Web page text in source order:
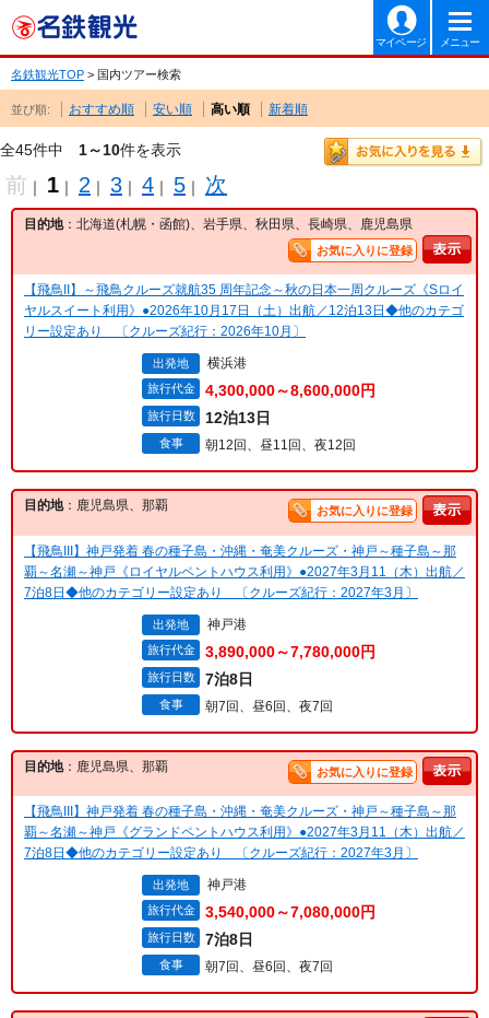
マイページ メニュー
名鉄観光TOP > 国内ツアー検索
並び順: おすすめ順 安い順 高い順 新着順
全45件中 1～10件を表示
前 ｜ 1 ｜ 2 ｜ 3 ｜ 4 ｜ 5 ｜ 次
目的地：北海道(札幌・函館)、岩手県、秋田県、長崎県、鹿児島県
お気に入りに登録
【飛鳥II】～飛鳥クルーズ就航35 周年記念～秋の日本一周クルーズ《Sロイ
ヤルスイート利用》●2026年10月17日（土）出航／12泊13日◆他のカテゴ
リー設定あり 〔クルーズ紀行：2026年10月〕
出発地 横浜港
旅行代金 4,300,000～8,600,000円
旅行日数 12泊13日
食事 朝12回、昼11回、夜12回
目的地：鹿児島県、那覇 お気に入りに登録
【飛鳥III】神戸発着 春の種子島・沖縄・奄美クルーズ・神戸～種子島～那
覇～名瀬～神戸《ロイヤルペントハウス利用》●2027年3月11（木）出航／
7泊8日◆他のカテゴリー設定あり 〔クルーズ紀行：2027年3月〕
出発地 神戸港
旅行代金 3,890,000～7,780,000円
旅行日数 7泊8日
食事 朝7回、昼6回、夜7回
目的地：鹿児島県、那覇 お気に入りに登録
【飛鳥III】神戸発着 春の種子島・沖縄・奄美クルーズ・神戸～種子島～那
覇～名瀬～神戸《グランドペントハウス利用》●2027年3月11（木）出航／
7泊8日◆他のカテゴリー設定あり 〔クルーズ紀行：2027年3月〕
出発地 神戸港
旅行代金 3,540,000～7,080,000円
旅行日数 7泊8日
食事 朝7回、昼6回、夜7回